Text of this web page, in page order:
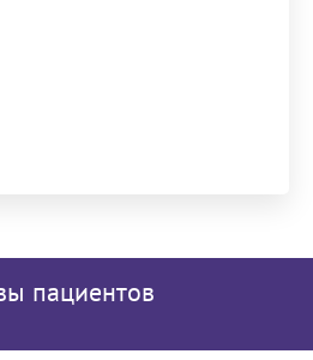
пациентов